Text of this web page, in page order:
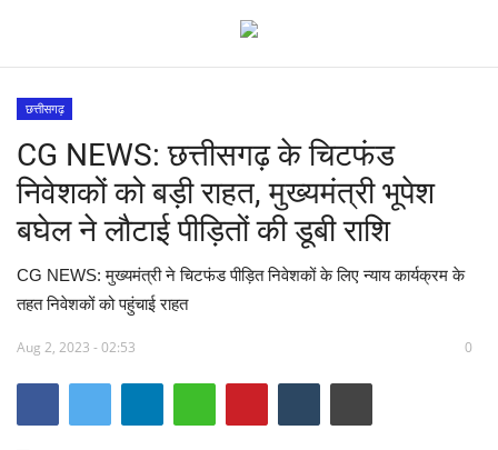
मध्य प्रदेश
विश्व
देश
मुख्य समाचार
छत्तीसगढ़
CG NEWS: छत्तीसगढ़ के चिटफंड
निवेशकों को बड़ी राहत, मुख्यमंत्री भूपेश
बघेल ने लौटाई पीड़ितों की डूबी राशि
CG NEWS: मुख्यमंत्री ने चिटफंड पीड़ित निवेशकों के लिए न्याय कार्यक्रम के
तहत निवेशकों को पहुंचाई राहत
Aug 2, 2023 - 02:53 0